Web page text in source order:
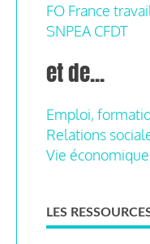
FO France
SNPEA CFDT
et de...
Emploi,
Relations
Vie
LES